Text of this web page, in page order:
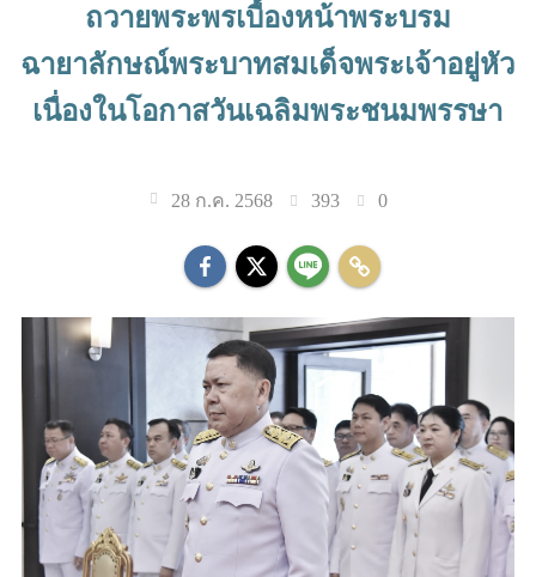
ถวายพระพรเบื้องหน้าพระบรม
ฉายาลักษณ์พระบาทสมเด็จพระเจ้าอยู่หัว
เนื่องในโอกาสวันเฉลิมพระชนมพรรษา
28 ก.ค. 2568 393 0